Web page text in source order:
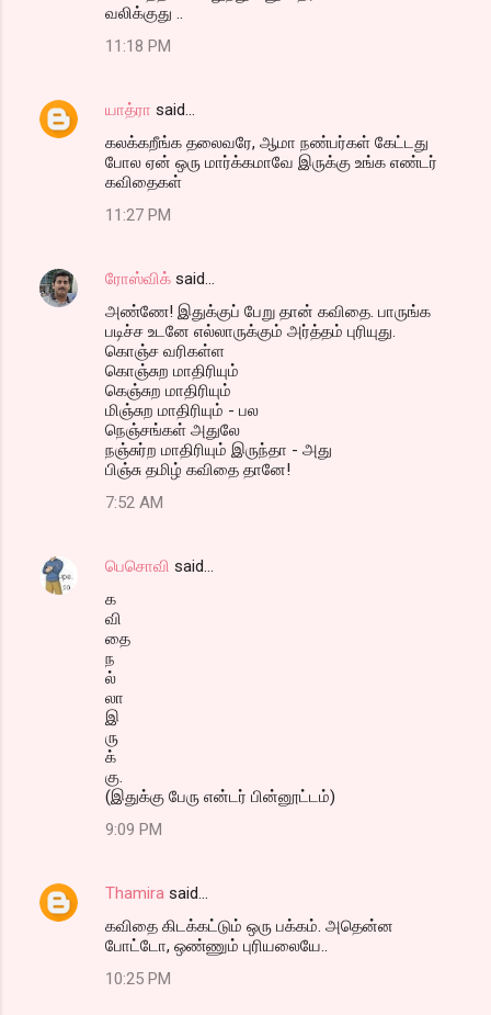
வலிக்குது ..
11:18 PM
யாத்ரா said…
கலக்கறீங்க தலைவரே, ஆமா நண்பர்கள் கேட்டது
போல ஏன் ஒரு மார்க்கமாவே இருக்கு உங்க எண்டர்
கவிதைகள்
11:27 PM
ரோஸ்விக் said…
அண்ணே! இதுக்குப் பேறு தான் கவிதை. பாருங்க
படிச்ச உடனே எல்லாருக்கும் அர்த்தம் புரியுது.
கொஞ்ச வரிகள்ள
கொஞ்சுற மாதிரியும்
கெஞ்சுற மாதிரியும்
மிஞ்சுற மாதிரியும் - பல
நெஞ்சங்கள் அதுலே
நஞ்சுர்ற மாதிரியும் இருந்தா - அது
பிஞ்சு தமிழ் கவிதை தானே!
7:52 AM
பெசொவி said…
க
வி
தை
ந
ல்
லா
இ
ரு
க்
கு.
(இதுக்கு பேரு என்டர் பின்னூட்டம்)
9:09 PM
Thamira said…
கவிதை கிடக்கட்டும் ஒரு பக்கம். அதென்ன
போட்டோ, ஒண்ணும் புரியலையே..
10:25 PM